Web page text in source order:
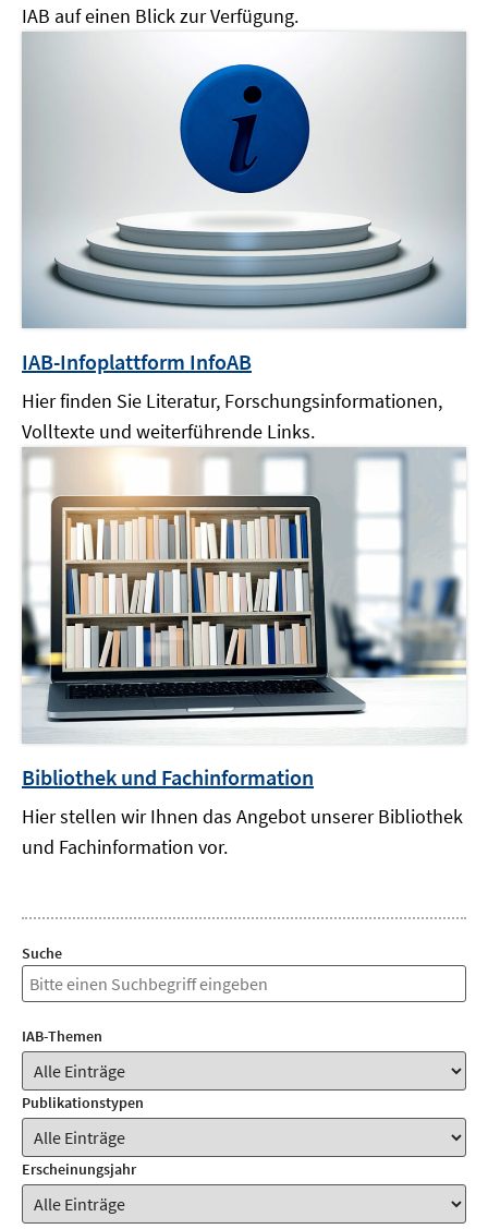
IAB auf einen Blick zur Verfügung.
IAB-Infoplattform InfoAB
Hier finden Sie Literatur, Forschungsinformationen,
Volltexte und weiterführende Links.
Bibliothek und Fachinformation
Hier stellen wir Ihnen das Angebot unserer Bibliothek
und Fachinformation vor.
Suche
IAB-Themen
Publikationstypen
Erscheinungsjahr